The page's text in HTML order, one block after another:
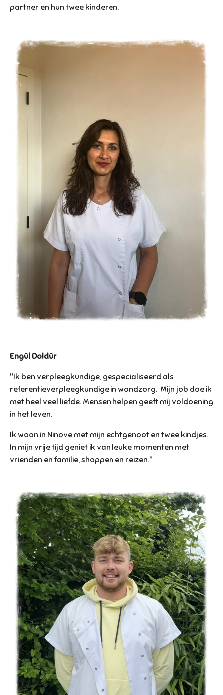
partner en hun twee kinderen.
Engül Doldür
"Ik ben verpleegkundige, gespecialiseerd als
referentieverpleegkundige in wondzorg. Mijn job doe ik
met heel veel liefde. Mensen helpen geeft mij voldoening
in het leven.
Ik woon in Ninove met mijn echtgenoot en twee kindjes.
In mijn vrije tijd geniet ik van leuke momenten met
vrienden en familie, shoppen en reizen."